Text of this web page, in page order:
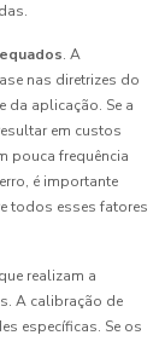
. A
nas diretrizes do
da aplicação. Se a
em custos
pouca frequência
é importante
todos esses fatores
realizam a
A calibração de
específicas. Se os